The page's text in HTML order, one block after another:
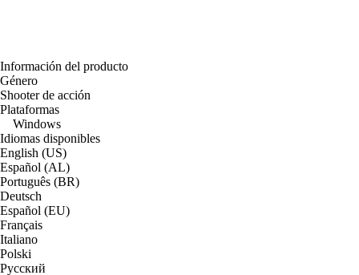
Información del producto
Género
Shooter de acción
Plataformas
Windows
Idiomas disponibles
English (US)
Español (AL)
Português (BR)
Deutsch
Español (EU)
Français
Italiano
Polski
Русский